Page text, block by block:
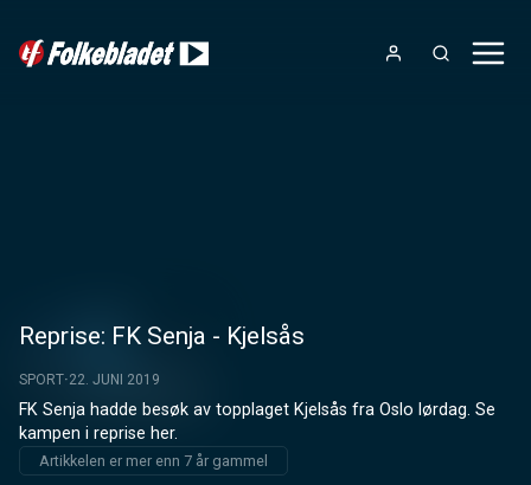
Reprise: FK Senja - Kjelsås
SPORT 22. JUNI 2019
FK Senja hadde besøk av topplaget Kjelsås fra Oslo lørdag. Se
kampen i reprise her.
Artikkelen er mer enn 7 år gammel